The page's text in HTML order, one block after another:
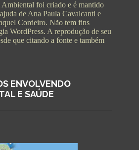
foi criado e é mantido
de Ana Paula Cavalcanti e
Cordeiro. Não tem fins
WordPress. A reprodução de seu
que citando a fonte e também
ENVOLVENDO
E SAÚDE